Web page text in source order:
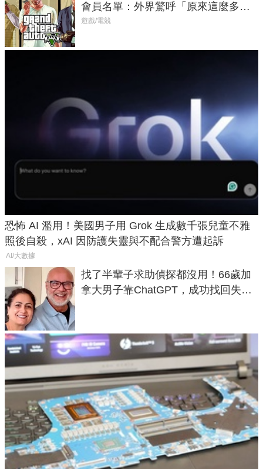
會員名單：外界驚呼「原來這麼多人
在開掛！」
遊戲/電競
恐怖 AI 濫用！美國男子用 Grok 生成數千張兒童不雅
照後自殺，xAI 因防護失靈與不配合警方遭起訴
AI/大數據
找了半輩子求助偵探都沒用！66歲加
拿大男子靠ChatGPT，成功找回失散